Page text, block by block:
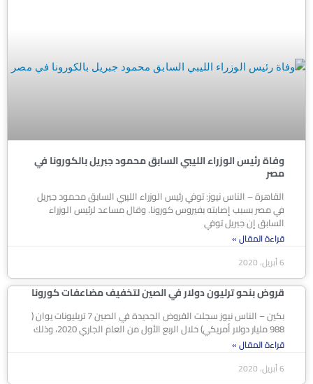
وفاة رئيس الوزراء الليبي السابق محمود جبريل بالكورونا في
مصر
القاهرة – الناس نيوز: توفي رئيس الوزراء الليبي السابق محمود جبريل
في مصر بسبب إصابته بفيروس كورونا. وقال مساعد لرئيس الوزراء
السابق إن جبريل توفي
قراءة المقال »
6 أبريل، 2020
قروض بنحو ترليون دولار في الصين لتخفيف مضاعفات كورونا
بكين – الناس نيوز سجلت القروض الجديدة في الصين 7 تريليونات يوان (
988 مليار دولار أمريكي) خلال الربع الأول من العام الجاري 2020، وذلك
قراءة المقال »
6 أبريل، 2020